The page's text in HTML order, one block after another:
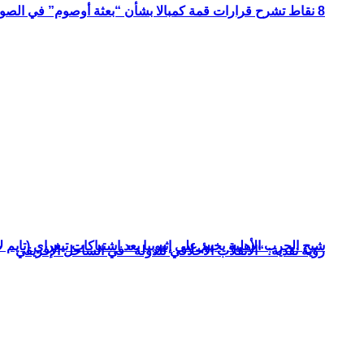
شبح الحرب الأهلية يخيم على إثيوبيا بعد اشتباكات تيغراي (تايم
8 نقاط تشرح قرارات قمة كمبالا بشأن “بعثة أوصوم” في الصومال؟
رؤية نقدية: “الانقلاب الأخلاقي للدولة” في الساحل الإفريقي